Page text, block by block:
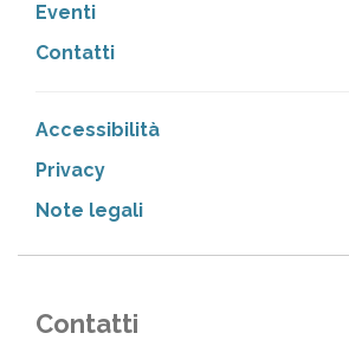
Eventi
Contatti
Accessibilità
Privacy
Note legali
Contatti